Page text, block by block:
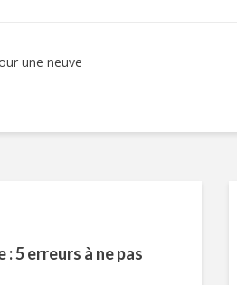
une neuve
5 erreurs à ne pas